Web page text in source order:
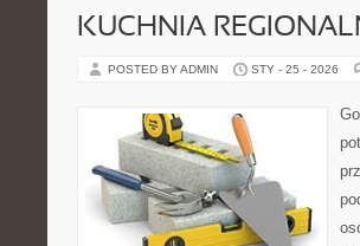
KUCHNIA
POSTED BY ADMIN STY - 25 - 2026